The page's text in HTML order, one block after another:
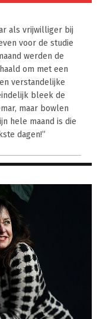
als vrijwilliger bij
voor de studie
werden de
om met een
verstandelijke
bleek de
maar bowlen
hele maand is die
dagen!”